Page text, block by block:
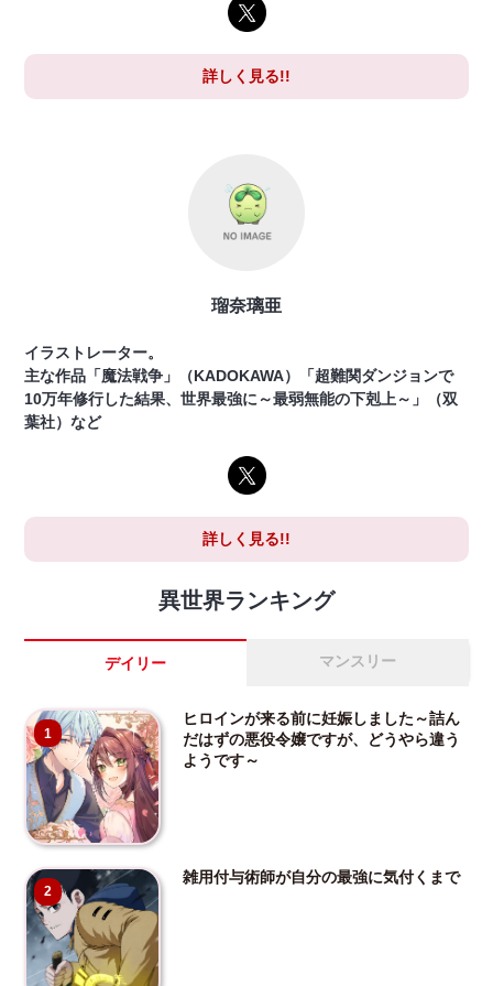
詳しく見る!!
瑠奈璃亜
イラストレーター。
主な作品「魔法戦争」（KADOKAWA）「超難関ダンジョンで
10万年修行した結果、世界最強に～最弱無能の下剋上～」（双
葉社）など
詳しく見る!!
異世界ランキング
デイリー マンスリー
1
ヒロインが来る前に妊娠しました～詰ん
だはずの悪役令嬢ですが、どうやら違う
ようです～
2
雑用付与術師が自分の最強に気付くまで